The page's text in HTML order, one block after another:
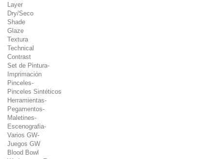
Layer
Dry/Seco
Shade
Glaze
Textura
Technical
Contrast
Set de Pintura-
Imprimación
Pinceles-
Pinceles Sintéticos
Herramientas-
Pegamentos-
Maletines-
Escenografia-
Varios GW-
Juegos GW
Blood Bowl